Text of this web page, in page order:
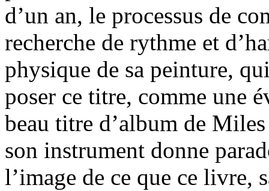
d’un an, le processus de
recherche de rythme et
physique de sa peinture,
poser ce titre, comme une
beau titre d’album de
son instrument donne
l’image de ce que ce livre,